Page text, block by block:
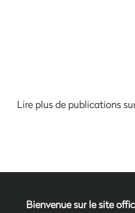
Lire plus de publications
Bienvenue sur le site